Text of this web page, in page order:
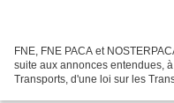
FNE, FNE PACA et
suite aux annonces entendues,
Transports, d'une loi sur les